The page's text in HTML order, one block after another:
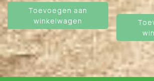
Toevoegen aan
winkelwagen